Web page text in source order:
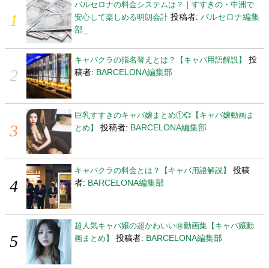
バルセロナの料金システムは？｜すすきの・中洲で
安心して楽しめる明朗会計 投稿者: バルセロナ編集
部_
キャバクラの指名替えとは？【キャバ用語解説】
投
稿者: BARCELONA編集部
巨乳すすきのキャバ嬢まとめ①💞【キャバ嬢動画ま
とめ】
投稿者: BARCELONA編集部
キャバクラの料金とは？【キャバ用語解説】
投稿
者: BARCELONA編集部
超人気キャバ嬢の超かわいい㊙動画集【キャバ嬢動
画まとめ】
投稿者: BARCELONA編集部